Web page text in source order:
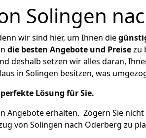
Solingen
wir sind hier, um Ihnen die
die besten Angebote und Preisezu
deshalb setzen wir alles daran,
in Solingen besitzen, was
Lösung für Sie.
Angebote erhalten. Zögern Sie
von Solingen nach Oderberg zu